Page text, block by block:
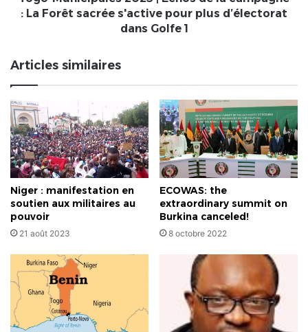
Forêt
plus
d’électorat
dans
Golfe
1
: La Forêt sacrée s'active pour plus d’électorat
dans Golfe 1
Articles similaires
Niger : manifestation en
soutien aux militaires au
pouvoir
21 août 2023
ECOWAS: the
extraordinary summit on
Burkina canceled!
8 octobre 2022